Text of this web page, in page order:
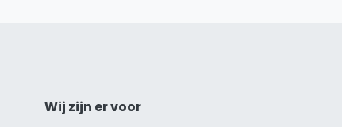
Wij zijn er voor